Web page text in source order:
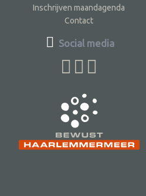
Inschrijven maandagenda
Contact
Social media